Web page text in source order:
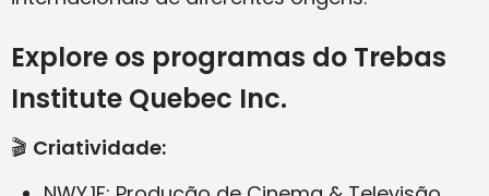
Explore os programas do Trebas
Institute Quebec Inc.
🎬 Criatividade: